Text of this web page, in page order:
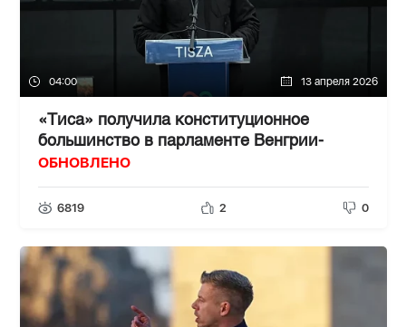
04:00 13 апреля 2026
«Тиса» получила конституционное
большинство в парламенте Венгрии-
ОБНОВЛЕНО
6819 2 0